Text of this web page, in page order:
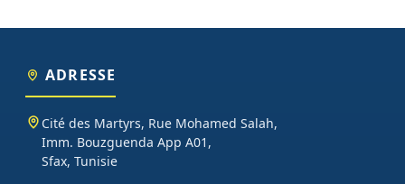
ADRESSE
Cité des Martyrs, Rue Mohamed Salah,
Imm. Bouzguenda App A01,
Sfax, Tunisie